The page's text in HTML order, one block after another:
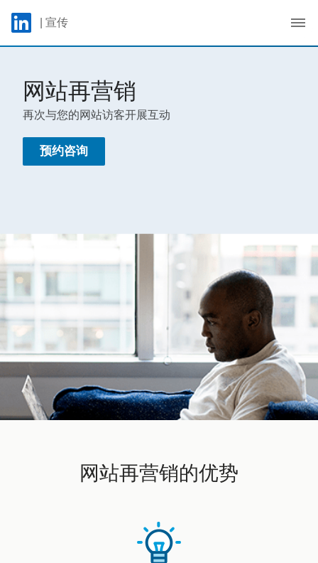
Skip to main content
LinkedIn Logo
| 宣传
网站再营销
再次与您的网站访客开展互动
预约咨询
网站再营销的优势